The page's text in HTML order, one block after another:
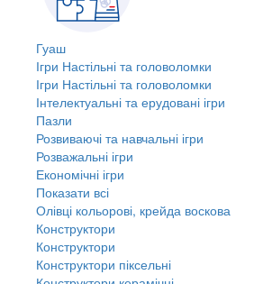
Гуаш
Ігри Настільні та головоломки
Ігри Настільні та головоломки
Інтелектуальні та ерудовані ігри
Пазли
Розвиваючі та навчальні ігри
Розважальні ігри
Економічні ігри
Показати всі
Олівці кольорові, крейда воскова
Конструктори
Конструктори
Конструктори піксельні